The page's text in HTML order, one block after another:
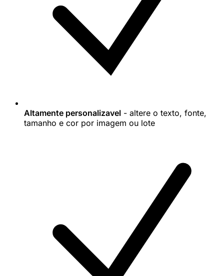
Altamente personalizavel - altere o texto, fonte,
tamanho e cor por imagem ou lote